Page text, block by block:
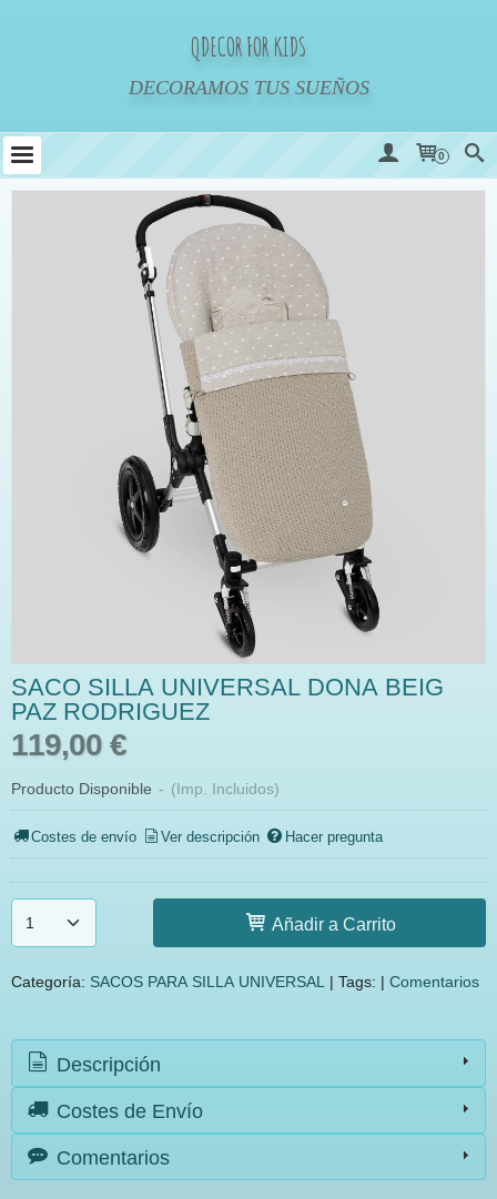
QDECOR FOR KIDS
DECORAMOS TUS SUEÑOS
0
SACO SILLA UNIVERSAL DONA BEIG
PAZ RODRIGUEZ
119,00 €
Producto Disponible - (Imp. Incluidos)
Costes de envío Ver descripción Hacer pregunta
Añadir a Carrito
Categoría: SACOS PARA SILLA UNIVERSAL | Tags: | Comentarios
Descripción
Costes de Envío
Comentarios